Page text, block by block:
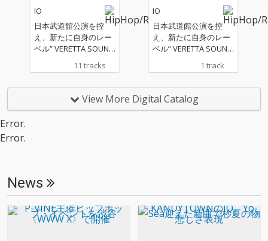
IO
日本武道館公演を控
え、新たに自身のレー
ベル” VERETTA SOUND
S”を設立。NEW ALBU
Mとなる作品『JUST AL
11 tracks
IO
日本武道館公演を控
え、新たに自身のレー
ベル” VERETTA SOUND
S”を設立。レーベル第
一弾作品となるNEW AL
友: KORKがトラックを
手がける。
1 track
View More Digital Catalog
Error.
Error.
News